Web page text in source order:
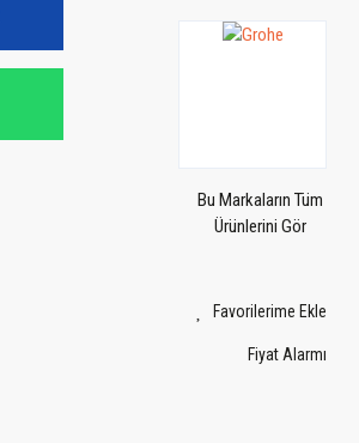
Bu Markaların Tüm
Ürünlerini Gör
Fiyat Alarmı